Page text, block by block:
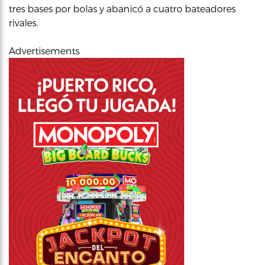
tres bases por bolas y abanicó a cuatro bateadores
rivales.
Advertisements